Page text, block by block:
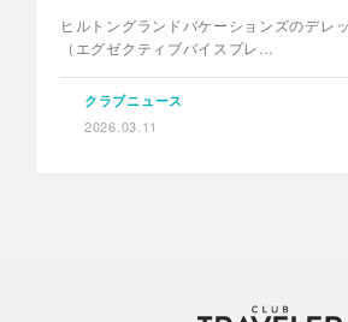
ヒルトングランドバケーションズのデレ
（エグゼクティブバイスプレ…
クラブニュース
2026.03.11